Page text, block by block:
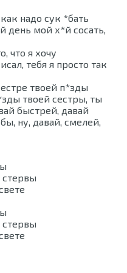
надо сук *бать
день мой х*й сосать,
что я хочу
тебя я просто так
твоей п*зды
твоей сестры, ты
быстрей, давай
ну, давай, смелей,